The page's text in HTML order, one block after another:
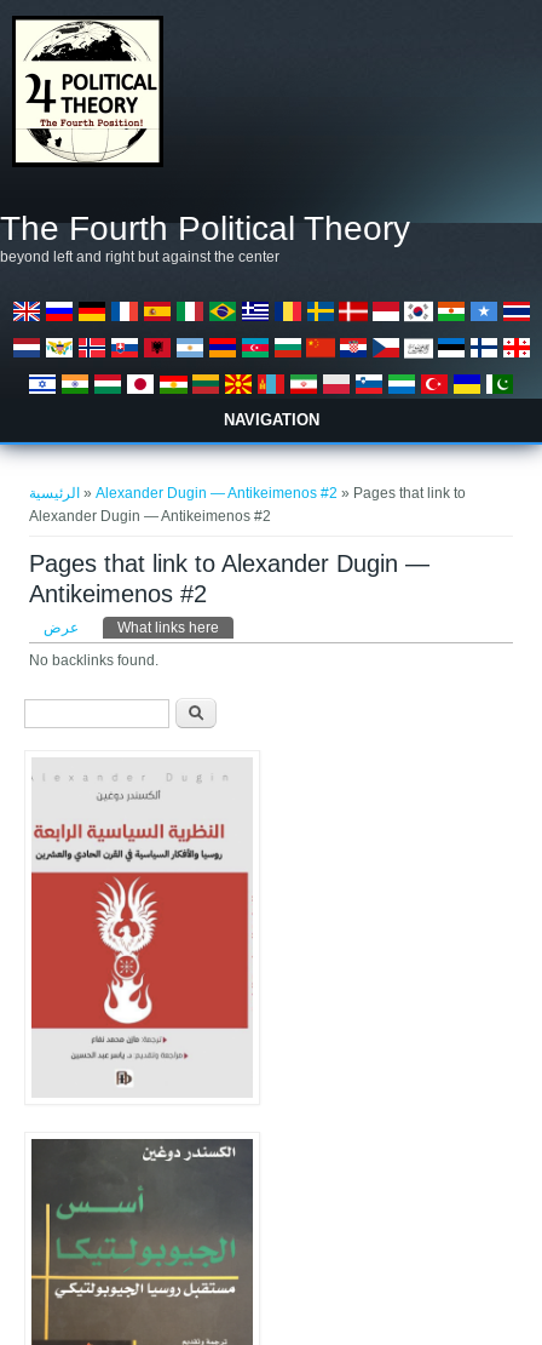
The Fourth Political Theory
beyond left and right but against the center
NAVIGATION
الرئيسية »Alexander Dugin — Antikeimenos #2 » Pages that link to
Alexander Dugin — Antikeimenos #2
Pages that link to Alexander Dugin —
Antikeimenos #2
التبويبات الأساسية
عرض What links here
No backlinks found.
استمارة البحث